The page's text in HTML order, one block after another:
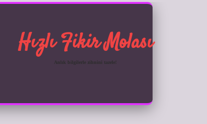
Hızlı Fikir Molası
Anlık bilgilerle zihnini tazele!